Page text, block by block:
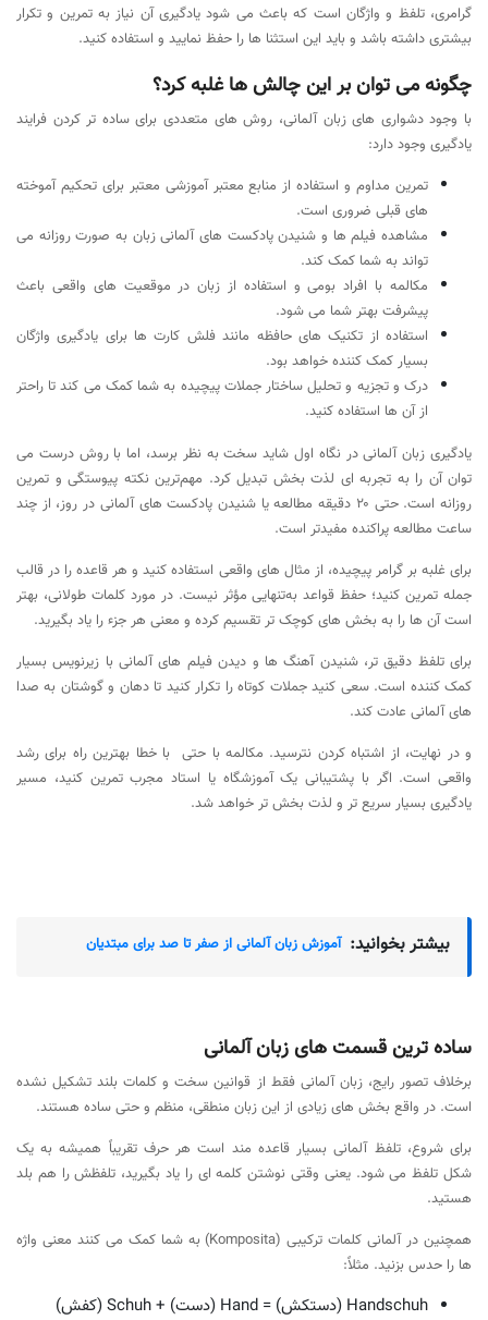
گرامری، تلفظ و واژگان است که باعث می شود یادگیری آن نیاز به تمرین و تکرار
بیشتری داشته باشد و باید این استثنا ها را حفظ نمایید و استفاده کنید.
چگونه می توان بر این چالش ها غلبه کرد؟
با وجود دشواری های زبان آلمانی، روش های متعددی برای ساده تر کردن فرایند
یادگیری وجود دارد:
تمرین مداوم و استفاده از منابع معتبر آموزشی معتبر برای تحکیم آموخته
های قبلی ضروری است.
مشاهده فیلم ها و شنیدن پادکست های آلمانی زبان به صورت روزانه می
تواند به شما کمک کند.
مکالمه با افراد بومی و استفاده از زبان در موقعیت های واقعی باعث
پیشرفت بهتر شما می شود.
استفاده از تکنیک های حافظه مانند فلش کارت ها برای یادگیری واژگان
بسیار کمک کننده خواهد بود.
درک و تجزیه و تحلیل ساختار جملات پیچیده به شما کمک می کند تا راحتر
از آن ها استفاده کنید.
یادگیری زبان آلمانی در نگاه اول شاید سخت به نظر برسد، اما با روش درست می
توان آن را به تجربه ای لذت بخش تبدیل کرد. مهم‌ترین نکته پیوستگی و تمرین
روزانه است. حتی ۲۰ دقیقه مطالعه یا شنیدن پادکست های آلمانی در روز، از چند
ساعت مطالعه پراکنده مفیدتر است.
برای غلبه بر گرامر پیچیده، از مثال های واقعی استفاده کنید و هر قاعده را در قالب
جمله تمرین کنید؛ حفظ قواعد به‌تنهایی مؤثر نیست. در مورد کلمات طولانی، بهتر
است آن ها را به بخش های کوچک تر تقسیم کرده و معنی هر جزء را یاد بگیرید.
برای تلفظ دقیق تر، شنیدن آهنگ ها و دیدن فیلم های آلمانی با زیرنویس بسیار
کمک کننده است. سعی کنید جملات کوتاه را تکرار کنید تا دهان و گوشتان به صدا
های آلمانی عادت کند.
و در نهایت، از اشتباه کردن نترسید. مکالمه با حتی با خطا بهترین راه برای رشد
واقعی است. اگر با پشتیبانی یک آموزشگاه یا استاد مجرب تمرین کنید، مسیر
یادگیری بسیار سریع تر و لذت بخش تر خواهد شد.
بیشتر بخوانید: آموزش زبان آلمانی از صفر تا صد برای مبتدیان
ساده ترین قسمت های زبان آلمانی
برخلاف تصور رایج، زبان آلمانی فقط از قوانین سخت و کلمات بلند تشکیل نشده
است. در واقع بخش های زیادی از این زبان منطقی، منظم و حتی ساده هستند.
برای شروع، تلفظ آلمانی بسیار قاعده مند است هر حرف تقریباً همیشه به یک
شکل تلفظ می شود. یعنی وقتی نوشتن کلمه ای را یاد بگیرید، تلفظش را هم بلد
هستید.
همچنین در آلمانی کلمات ترکیبی (Komposita) به شما کمک می کنند معنی واژه
ها را حدس بزنید. مثلاً:
Handschuh (دستکش) = Hand (دست) + Schuh (کفش)